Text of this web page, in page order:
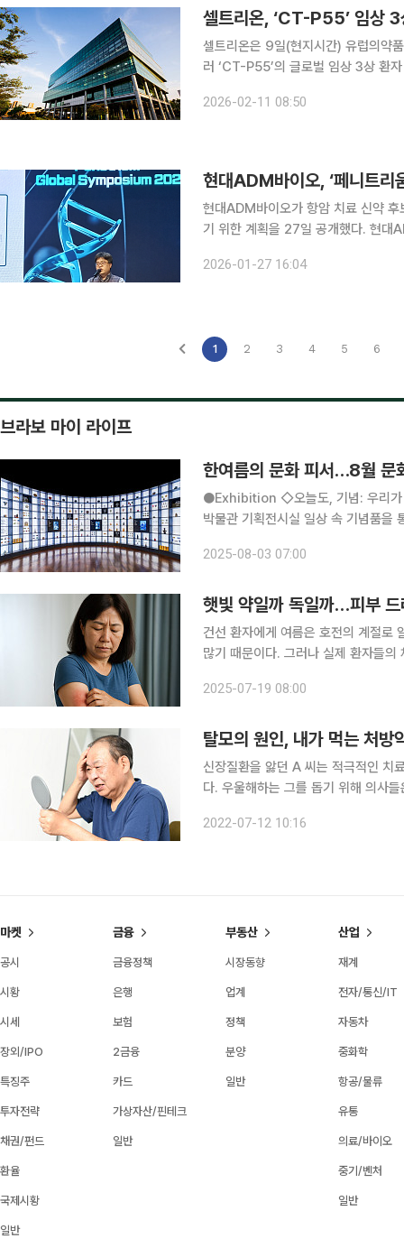
셀트리온, ‘CT-P55’ 임상
셀트리온은 9일(현지시간) 유럽의약
러 ‘CT-P55’의 글로벌 임상 3상 환
조정하게 됐다. 이는 유럽 내 바이오
2026-02-11 08:50
현대ADM바이오, ‘페니트리
현대ADM바이오가 항암 치료 신약 후
기 위한 계획을 27일 공개했다. 현대ADM바이오는 이날 서울 강남구 과학기술컨벤션센터에서 ‘페
적응증으로 페니트리움에 대한 2상
2026-01-27 16:04
1 2 3 4 5 6
브라보 마이 라이프
한여름의 문화 피서…8월 문
●Exhibition ◇오늘도, 기념: 우리가 기념품을 간직하는 이유 일정 9월 14일까지 장소 국립민속
박물관 기획전시실 일상 속 기념품을
표 △팬덤과 같은 공동체 기억 △관광
2025-08-03 07:00
햇빛 약일까 독일까…피부
건선 환자에게 여름은 호전의 계절로
많기 때문이다. 그러나 실제 환자들
크다. 건선에 관한 궁금증을 유광호
2025-07-19 08:00
탈모의 원인, 내가 먹는 처방
신장질환을 앓던 A 씨는 적극적인 치
다. 우울해하는 그를 돕기 위해 의사
반(apixaban)으로 전환해 처방했고,
2022-07-12 10:16
마켓
공시
시황
시세
장외/IPO
특징주
투자전략
채권/펀드
환율
국제시황
일반
금융
금융정책
은행
보험
2금융
카드
가상자산/핀테크
일반
부동산
시장동향
업계
정책
분양
일반
산업
재계
전자/통신/IT
자동차
중화학
항공/물류
유통
의료/바이오
중기/벤처
일반